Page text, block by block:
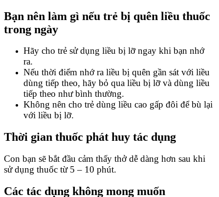
Bạn nên làm gì nếu trẻ bị quên liều thuốc
trong ngày
Hãy cho trẻ sử dụng liều bị lỡ ngay khi bạn nhớ
ra.
Nếu thời điểm nhớ ra liều bị quên gần sát với liều
dùng tiếp theo, hãy bỏ qua liều bị lỡ và dùng liều
tiếp theo như bình thường.
Không nên cho trẻ dùng liều cao gấp đôi để bù lại
với liều bị lỡ.
Thời gian thuốc phát huy tác dụng
Con bạn sẽ bắt đầu cảm thấy thở dễ dàng hơn sau khi
sử dụng thuốc từ 5 – 10 phút.
Các tác dụng không mong muốn